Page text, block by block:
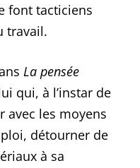
font tacticiens
travail.
La pensée
qui, à l’instar de
avec les moyens
détourner de
à sa